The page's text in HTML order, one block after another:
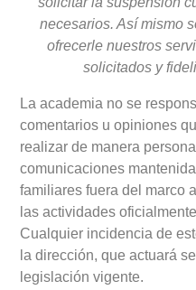
necesarios. Así mismo
ofrecerle nuestros
solicitados y
La academia no se
comentarios u opiniones
realizar de manera
comunicaciones
familiares fuera del marco
las actividades
Cualquier incidencia de
la dirección, que actuará
legislación vigente.